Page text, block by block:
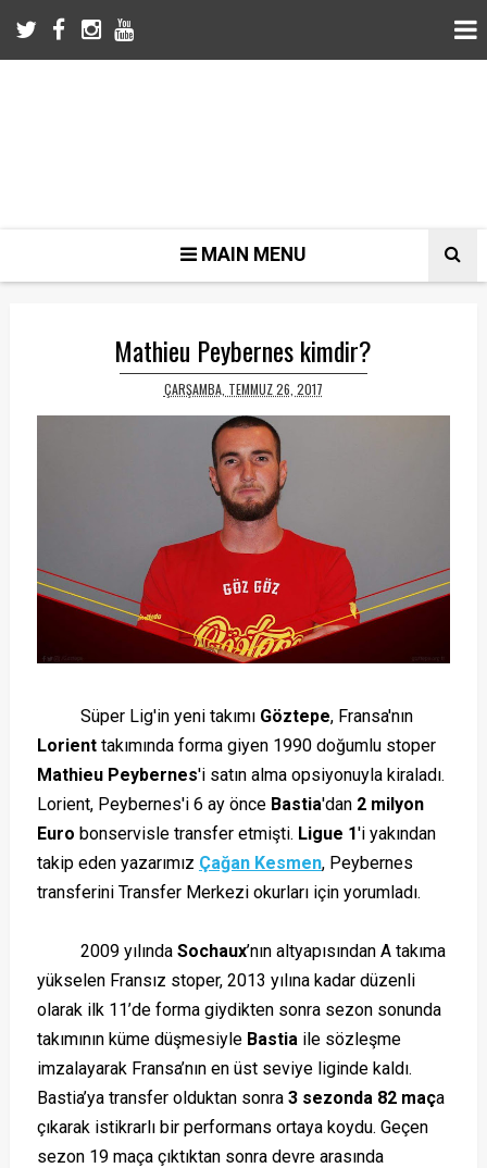
MAIN MENU
Mathieu Peybernes kimdir?
ÇARŞAMBA, TEMMUZ 26, 2017
Süper Lig'in yeni takımı Göztepe, Fransa'nın
Lorienttakımında forma giyen 1990 doğumlu stoper
Mathieu Peybernes'i satın alma opsiyonuyla kiraladı.
Lorient, Peybernes'i 6 ay önce Bastia'dan 2 milyon
Euro bonservisle transfer etmişti. Ligue 1'i yakından
takip eden yazarımız Çağan Kesmen, Peybernes
transferini Transfer Merkezi okurları için yorumladı.
2009 yılında Sochaux’nın altyapısından A takıma
yükselen Fransız stoper, 2013 yılına kadar düzenli
olarak ilk 11’de forma giydikten sonra sezon sonunda
takımının küme düşmesiyle Bastia ile sözleşme
imzalayarak Fransa’nın en üst seviye liginde kaldı.
Bastia’ya transfer olduktan sonra3 sezonda 82 maça
çıkarak istikrarlı bir performans ortaya koydu. Geçen
sezon 19 maça çıktıktan sonra devre arasında